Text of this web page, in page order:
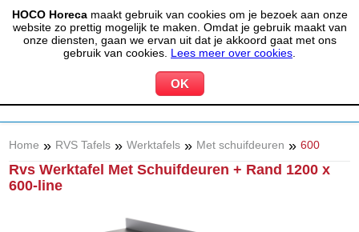
HOCO Horecamaakt gebruik van cookies om je bezoek aan onze
website zo prettig mogelijk te maken. Omdat je gebruik maakt van
onze diensten, gaan we ervan uit dat je akkoord gaat met ons
gebruik van cookies. Lees meer over cookies
(020) 497 6325 info@hocohoreca.nl
MIJN ACCOUNT 0 WINKELWAGEN
Home » RVS Tafels » Werktafels » Met schuifdeuren » 600
Rvs Werktafel Met Schuifdeuren + Rand 1200 x
600-line